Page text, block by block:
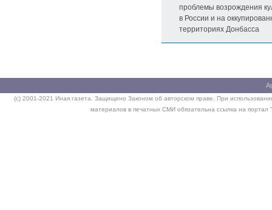
проблемы возрождения
в России и на
территориях Донбасса
(c) 2001-2021 Иная газета. Защищено Законом об авторском праве. При
материалов в печатных СМИ обязательна ссылка на